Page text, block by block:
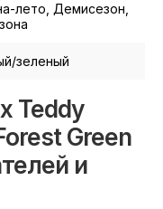
лето, Демисезон,
зеленый
Teddy
Green
и